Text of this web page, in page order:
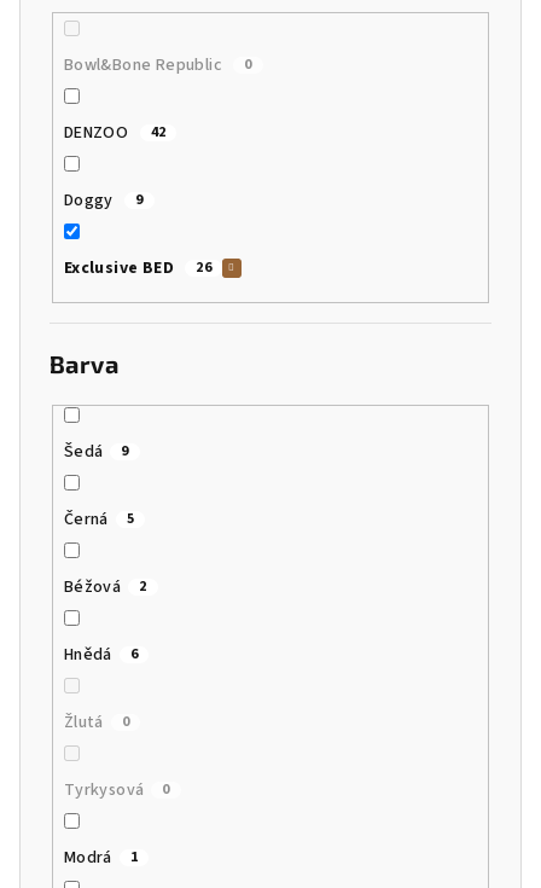
Bowl&Bone Republic 0
DENZOO 42
Doggy 9
Exclusive BED 26
Barva
Šedá 9
Černá 5
Béžová 2
Hnědá 6
Žlutá 0
Tyrkysová 0
Modrá 1